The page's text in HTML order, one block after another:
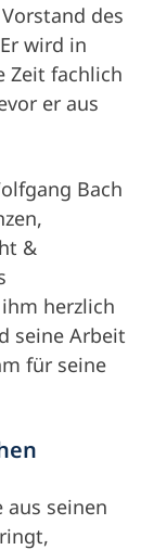
des
wird in
Zeit fachlich
er aus
Bach
&
herzlich
seine Arbeit
für seine
aus seinen